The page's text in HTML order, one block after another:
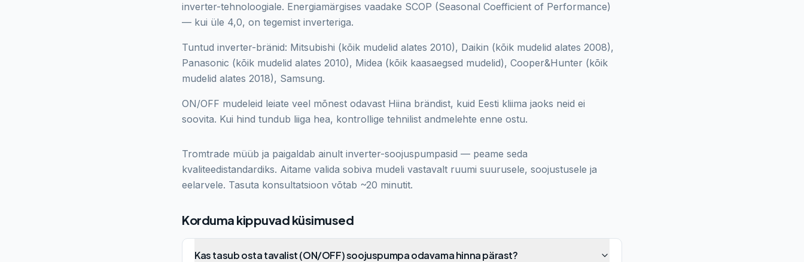
inverter-tehnoloogiale. Energiamärgises vaadake SCOP (Seasonal Coefficient of Performance)
— kui üle 4,0, on tegemist inverteriga.
Tuntud inverter-bränid: Mitsubishi (kõik mudelid alates 2010), Daikin (kõik mudelid alates 2008),
Panasonic (kõik mudelid alates 2010), Midea (kõik kaasaegsed mudelid), Cooper&Hunter (kõik
mudelid alates 2018), Samsung.
ON/OFF mudeleid leiate veel mõnest odavast Hiina brändist, kuid Eesti kliima jaoks neid ei
soovita. Kui hind tundub liiga hea, kontrollige tehnilist andmelehte enne ostu.
Tromtrade müüb ja paigaldab ainult inverter-soojuspumpasid — peame seda
kvaliteedistandardiks. Aitame valida sobiva mudeli vastavalt ruumi suurusele, soojustusele ja
eelarvele. Tasuta konsultatsioon võtab ~20 minutit.
Korduma kippuvad küsimused
Kas tasub osta tavalist (ON/OFF) soojuspumpa odavama hinna pärast?